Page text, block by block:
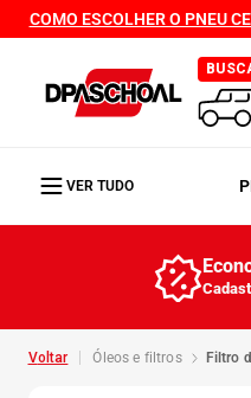
COMO ESCOLHER O PNEU
VER TUDO
óleos e filtros filtro